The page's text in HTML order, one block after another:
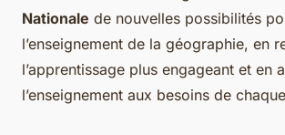
Nationale de nouvelles possibilités
l’enseignement de la géographie, en
l’apprentissage plus engageant et en
l’enseignement aux besoins de